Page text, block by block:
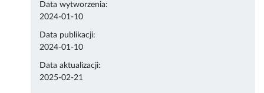
Data wytworzenia:
2024-01-10
Data publikacji:
2024-01-10
Data aktualizacji:
2025-02-21